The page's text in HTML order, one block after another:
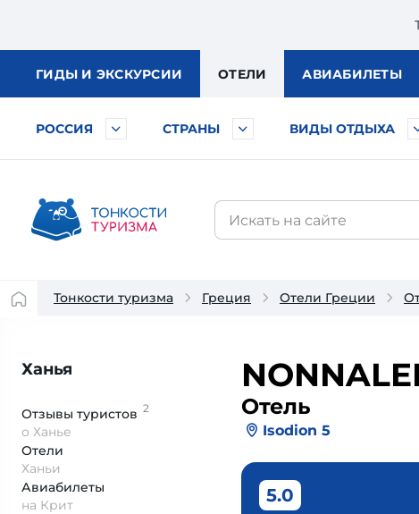
ГИДЫ И ЭКСКУРСИИ ОТЕЛИ АВИАБИЛЕТЫ
РОССИЯ СТРАНЫ ВИДЫ ОТДЫХА
Тонкости туризма Греция Отели Греции
Ханья
Отзывы туристов 2
о Ханье
Отели
Ханьи
Авиабилеты
на Крит
Отель
Isodion 5
5.0